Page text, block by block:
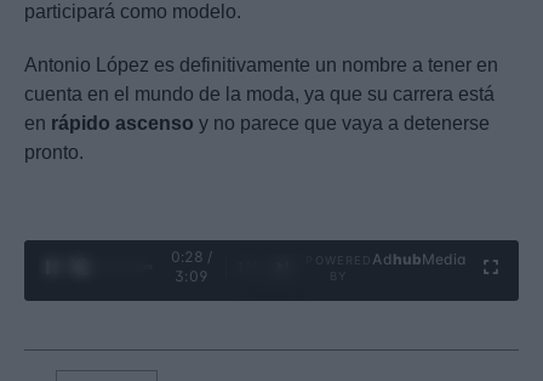
participará como modelo.
Antonio López es definitivamente un nombre a tener en
cuenta en el mundo de la moda, ya que su carrera está
en rápido ascenso y no parece que vaya a detenerse
pronto.
0:29 /
3:09
Ad hubMedia